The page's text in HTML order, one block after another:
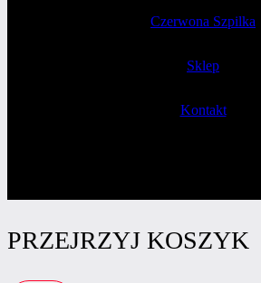
Czerwona Szpilka
Sklep
Kontakt
PRZEJRZYJ KOSZYK